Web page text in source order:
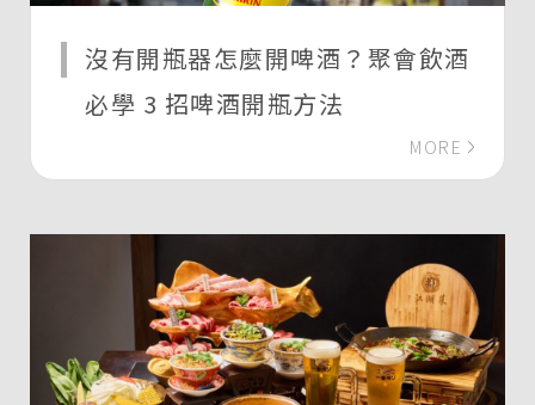
沒有開瓶器怎麼開啤酒？聚會飲酒
必學 3 招啤酒開瓶方法
MORE